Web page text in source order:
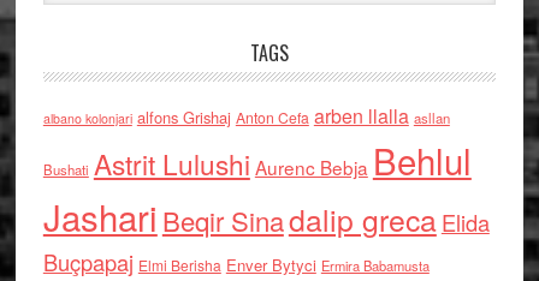
TAGS
albano kolonjari alfons Grishaj Anton Cefa arben llalla asllan
Bushati Astrit Lulushi Aurenc Bebja Behlul
Jashari Beqir Sinadalip grecaElida
Buçpapaj Elmi Berisha Enver Bytyci Ermira Babamusta